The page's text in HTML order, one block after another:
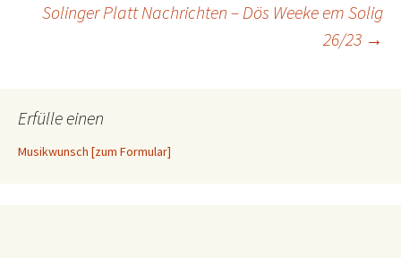
Solinger Platt Nachrichten – Dös Weeke em Solig
26/23 →
Erfülle einen
Musikwunsch [zum Formular]